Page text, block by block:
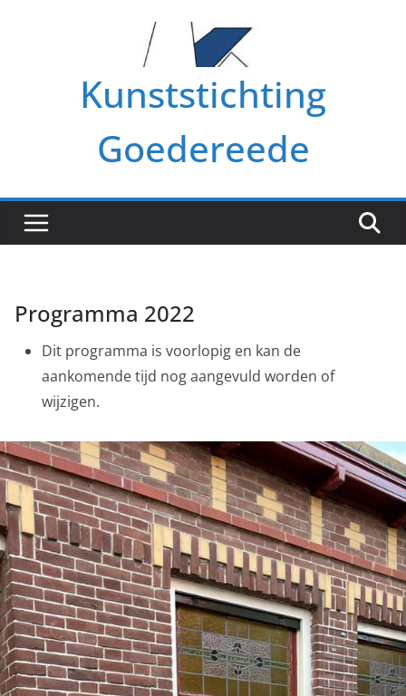
Kunststichting
Goedereede
Programma 2022
Dit programma is voorlopig en kan de
aankomende tijd nog aangevuld worden of
wijzigen.